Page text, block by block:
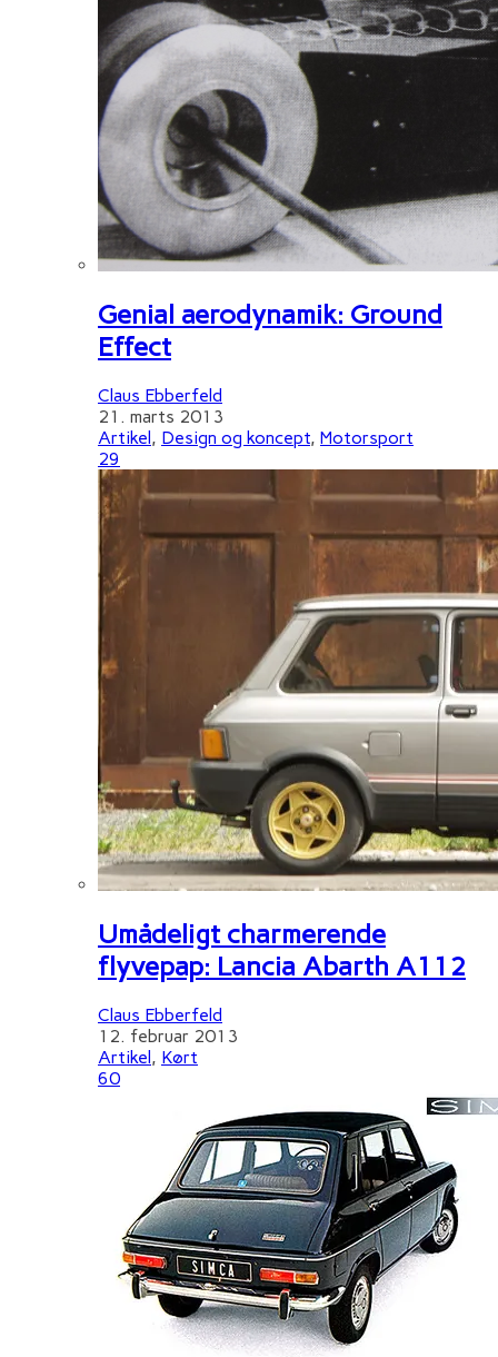
Genial aerodynamik: Ground
Effect
Claus Ebberfeld
21. marts 2013
Artikel, Design og koncept, Motorsport
29
Umådeligt charmerende
flyvepap: Lancia Abarth A112
Claus Ebberfeld
12. februar 2013
Artikel, Kørt
60